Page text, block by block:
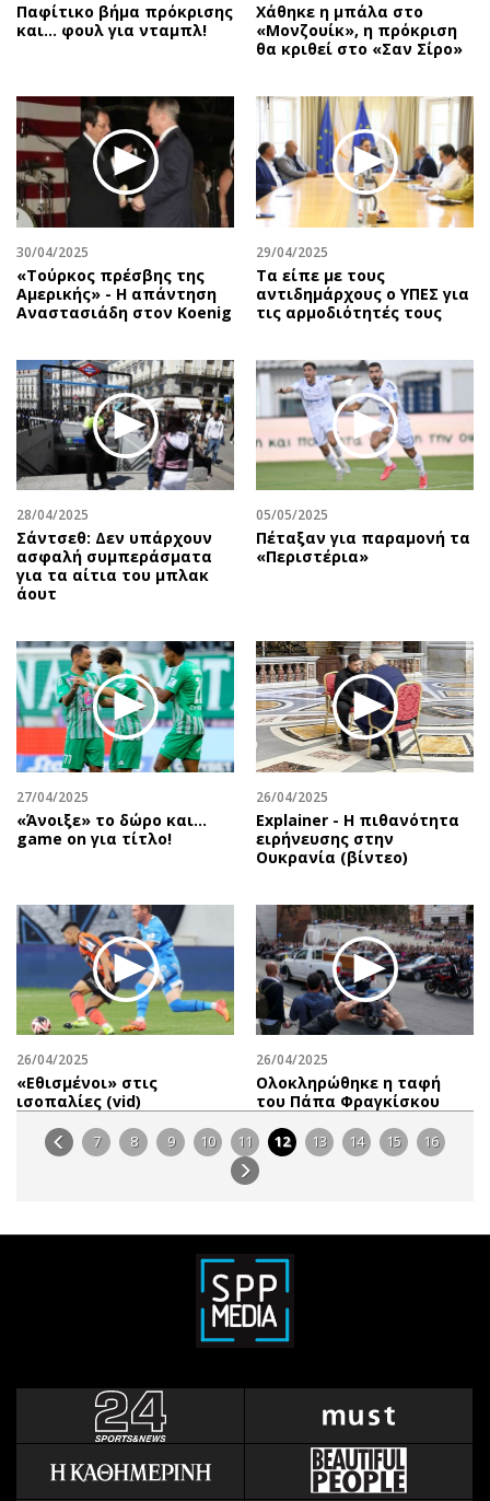
Παφίτικο βήμα πρόκρισης
και… φουλ για νταμπλ!
Χάθηκε η μπάλα στο
«Μονζουίκ», η πρόκριση
θα κριθεί στο «Σαν Σίρο»
30/04/2025
«Τούρκος πρέσβης της
Αμερικής» - Η απάντηση
Αναστασιάδη στον Koenig
29/04/2025
Τα είπε με τους
αντιδημάρχους ο ΥΠΕΣ για
τις αρμοδιότητές τους
28/04/2025
Σάντσεθ: Δεν υπάρχουν
ασφαλή συμπεράσματα
για τα αίτια του μπλακ
άουτ
05/05/2025
Πέταξαν για παραμονή τα
«Περιστέρια»
27/04/2025
«Άνοιξε» το δώρο και…
game on για τίτλο!
26/04/2025
Explainer - Η πιθανότητα
ειρήνευσης στην
Ουκρανία (βίντεο)
26/04/2025
«Εθισμένοι» στις
ισοπαλίες (vid)
26/04/2025
Ολοκληρώθηκε η ταφή
του Πάπα Φραγκίσκου
7 8 9 10 11 12 13 14 15 16